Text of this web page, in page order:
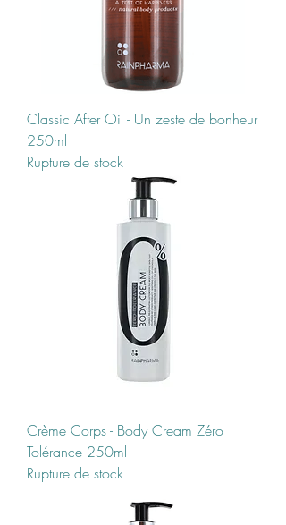
Classic After Oil - Un zeste de bonheur
250ml
Rupture de stock
Crème Corps - Body Cream Zéro
Tolérance 250ml
Rupture de stock